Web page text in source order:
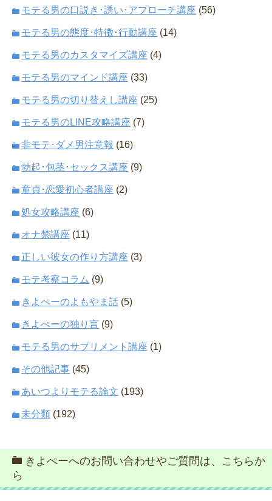
モテる男の口説き･誘い･アプローチ講座 (56)
モテる男の態度･特徴･行動講座 (14)
モテる男のカスタマイズ講座 (4)
モテる男のマインド講座 (33)
モテる男の切り替えし講座 (25)
モテる男のLINE攻略講座 (7)
非モテ･ダメ男注意報 (16)
勃起･包茎･セックス講座 (9)
童貞･恋愛初心者講座 (2)
処女攻略講座 (6)
オナ禁講座 (11)
正しい彼女の作り方講座 (3)
モテ考察コラム (9)
きよぺーのよもやま話 (5)
きよぺーの独り言 (9)
モテる男のサプリメント講座 (1)
その他記事 (45)
あいつよりモテる論文 (193)
未分類 (192)
きよぺーへのお問い合わせやご質問は、こちらか
ら